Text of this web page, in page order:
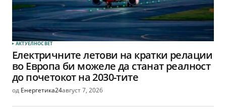
АКТУЕЛНОСВЕТ
Електричните летови на кратки релации
во Европа би можеле да станат реалност
до почетокот на 2030-тите
од Енергетика24август 7, 2026